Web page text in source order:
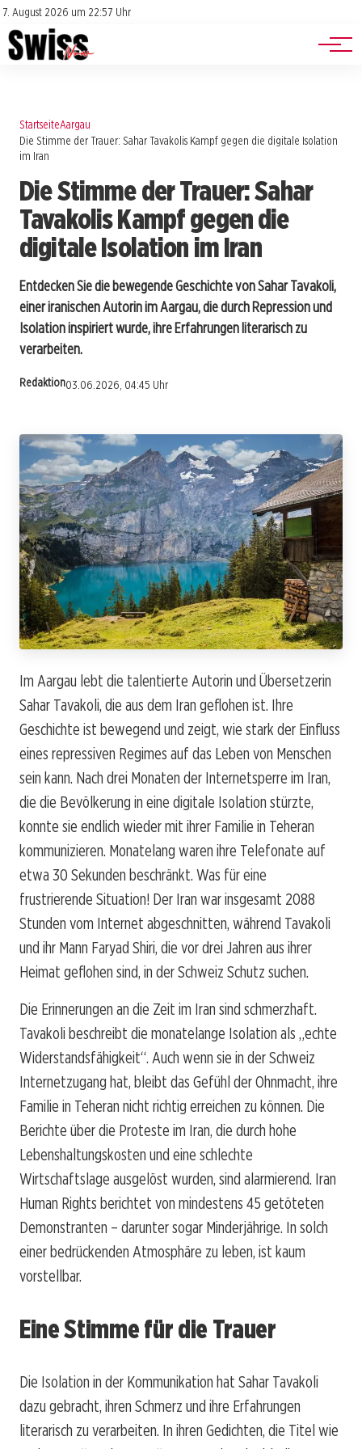
7. August 2026 um 22:57 Uhr
Impressum
Datenschutz
Jobs
Events
StartseiteAargau
Die Stimme der Trauer: Sahar Tavakolis Kampf gegen die digitale Isolation
im Iran
Die Stimme der Trauer: Sahar
Tavakolis Kampf gegen die
digitale Isolation im Iran
Entdecken Sie die bewegende Geschichte von Sahar Tavakoli,
einer iranischen Autorin im Aargau, die durch Repression und
Isolation inspiriert wurde, ihre Erfahrungen literarisch zu
verarbeiten.
Redaktion03.06.2026, 04:45 Uhr
Im Aargau lebt die talentierte Autorin und Übersetzerin
Sahar Tavakoli, die aus dem Iran geflohen ist. Ihre
Geschichte ist bewegend und zeigt, wie stark der Einfluss
eines repressiven Regimes auf das Leben von Menschen
sein kann. Nach drei Monaten der Internetsperre im Iran,
die die Bevölkerung in eine digitale Isolation stürzte,
konnte sie endlich wieder mit ihrer Familie in Teheran
kommunizieren. Monatelang waren ihre Telefonate auf
etwa 30 Sekunden beschränkt. Was für eine
frustrierende Situation! Der Iran war insgesamt 2088
Stunden vom Internet abgeschnitten, während Tavakoli
und ihr Mann Faryad Shiri, die vor drei Jahren aus ihrer
Heimat geflohen sind, in der Schweiz Schutz suchen.
Die Erinnerungen an die Zeit im Iran sind schmerzhaft.
Tavakoli beschreibt die monatelange Isolation als „echte
Widerstandsfähigkeit“. Auch wenn sie in der Schweiz
Internetzugang hat, bleibt das Gefühl der Ohnmacht, ihre
Familie in Teheran nicht richtig erreichen zu können. Die
Berichte über die Proteste im Iran, die durch hohe
Lebenshaltungskosten und eine schlechte
Wirtschaftslage ausgelöst wurden, sind alarmierend. Iran
Human Rights berichtet von mindestens 45 getöteten
Demonstranten – darunter sogar Minderjährige. In solch
einer bedrückenden Atmosphäre zu leben, ist kaum
vorstellbar.
Eine Stimme für die Trauer
Die Isolation in der Kommunikation hat Sahar Tavakoli
dazu gebracht, ihren Schmerz und ihre Erfahrungen
literarisch zu verarbeiten. In ihren Gedichten, die Titel wie